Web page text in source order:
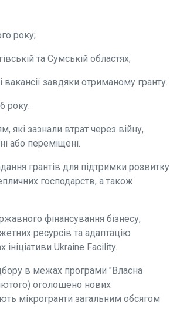
року;
та Сумській областях;
завдяки отриманому гранту.
року.
які зазнали втрат через війну,
або переміщені.
грантів для підтримки розвитку
господарств, а також
фінансування бізнесу,
ресурсів та адаптацію
Ukraine Facility.
в межах програми "Власна
оголошено нових
мікрогранти загальним обсягом